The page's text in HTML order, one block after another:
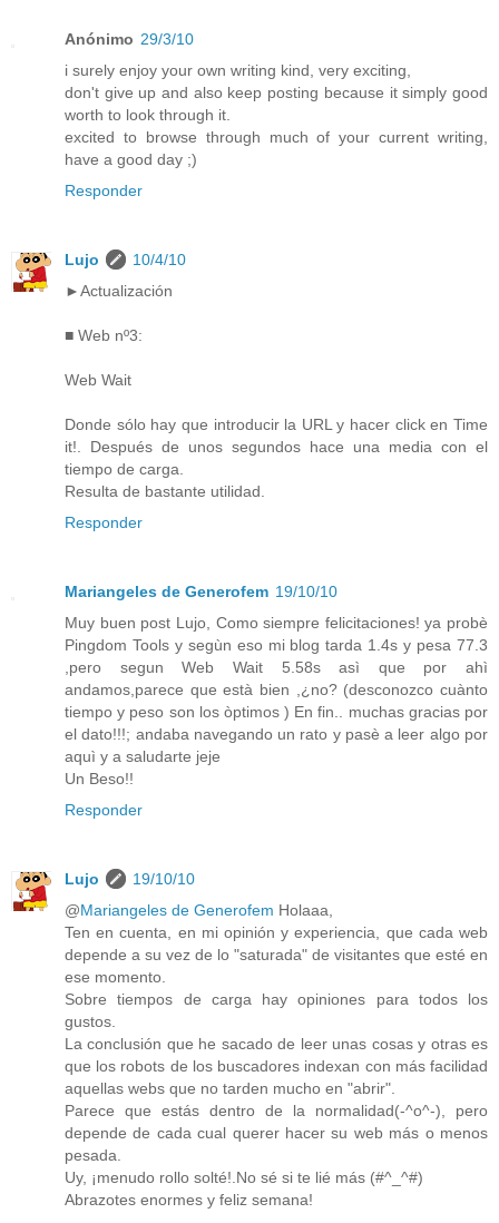
Anónimo 29/3/10
i surely enjoy your own writing kind, very exciting,
don't give up and also keep posting because it simply good
worth to look through it.
excited to browse through much of your current writing,
have a good day ;)
Responder
Lujo
10/4/10
►Actualización
■ Web nº3:
Web Wait
Donde sólo hay que introducir la URL y hacer click en Time
it!. Después de unos segundos hace una media con el
tiempo de carga.
Resulta de bastante utilidad.
Responder
Mariangeles de Generofem 19/10/10
Muy buen post Lujo, Como siempre felicitaciones! ya probè
Pingdom Tools y segùn eso mi blog tarda 1.4s y pesa 77.3
,pero segun Web Wait 5.58s asì que por ahì
andamos,parece que està bien ,¿no? (desconozco cuànto
tiempo y peso son los òptimos ) En fin.. muchas gracias por
el dato!!!; andaba navegando un rato y pasè a leer algo por
aquì y a saludarte jeje
Un Beso!!
Responder
Lujo
19/10/10
@Mariangeles de Generofem Holaaa,
Ten en cuenta, en mi opinión y experiencia, que cada web
depende a su vez de lo "saturada" de visitantes que esté en
ese momento.
Sobre tiempos de carga hay opiniones para todos los
gustos.
La conclusión que he sacado de leer unas cosas y otras es
que los robots de los buscadores indexan con más facilidad
aquellas webs que no tarden mucho en "abrir".
Parece que estás dentro de la normalidad(-^o^-), pero
depende de cada cual querer hacer su web más o menos
pesada.
Uy, ¡menudo rollo solté!.No sé si te lié más (#^_^#)
Abrazotes enormes y feliz semana!